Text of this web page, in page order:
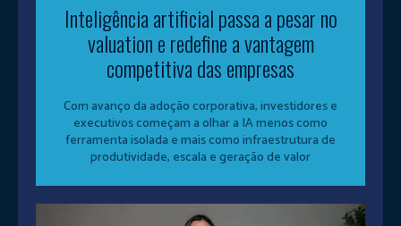
Inteligência artificial passa a pesar no
valuation e redefine a vantagem
competitiva das empresas
Com avanço da adoção corporativa, investidores e
executivos começam a olhar a IA menos como
ferramenta isolada e mais como infraestrutura de
produtividade, escala e geração de valor